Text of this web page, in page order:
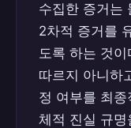
수집한 증거는
2차적 증거를
도록 하는 것
따르지 아니하
정 여부를 최
체적 진실 규